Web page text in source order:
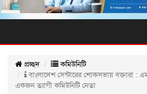
প্রচ্ছদ
কমিউনিটি
বাংলাদেশ সেন্টারের শোকসভায় বক্তারা :
একজন ত্যাগী কমিউনিটি নেতা